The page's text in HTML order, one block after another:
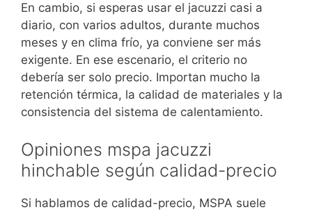
En cambio, si esperas usar el jacuzzi casi a
diario, con varios adultos, durante muchos
meses y en clima frío, ya conviene ser más
exigente. En ese escenario, el criterio no
debería ser solo precio. Importan mucho la
retención térmica, la calidad de materiales y la
consistencia del sistema de calentamiento.
Opiniones mspa jacuzzi
hinchable según calidad-precio
Si hablamos de calidad-precio, MSPA suele